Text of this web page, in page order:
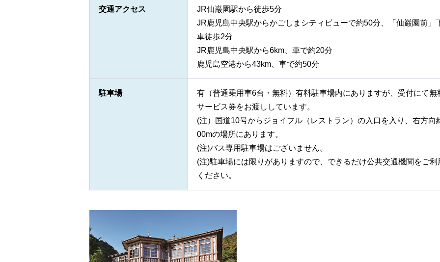
交通アクセス
JR仙巌園駅から徒歩5分
JR鹿児島中央駅からかごしまシティビューで約50分、「仙巌園前」
車徒歩2分
JR鹿児島中央駅から6km、車で約20分
鹿児島空港から43km、車で約50分
駐車場
有（普通乗用車6台・無料）有料駐車場内にありますが、受付にて無
サービス券をお渡ししています。
(注）国道10号からジョイフル（レストラン）の入口を入り、右方向
00mの場所にあります。
(注)バス専用駐車場はございません。
(注)駐車場には限りがありますので、できるだけ公共交通機関をご利
ください。